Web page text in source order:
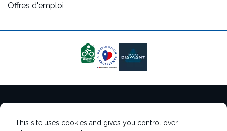
Offres d'emploi
This site uses cookies and gives you control over